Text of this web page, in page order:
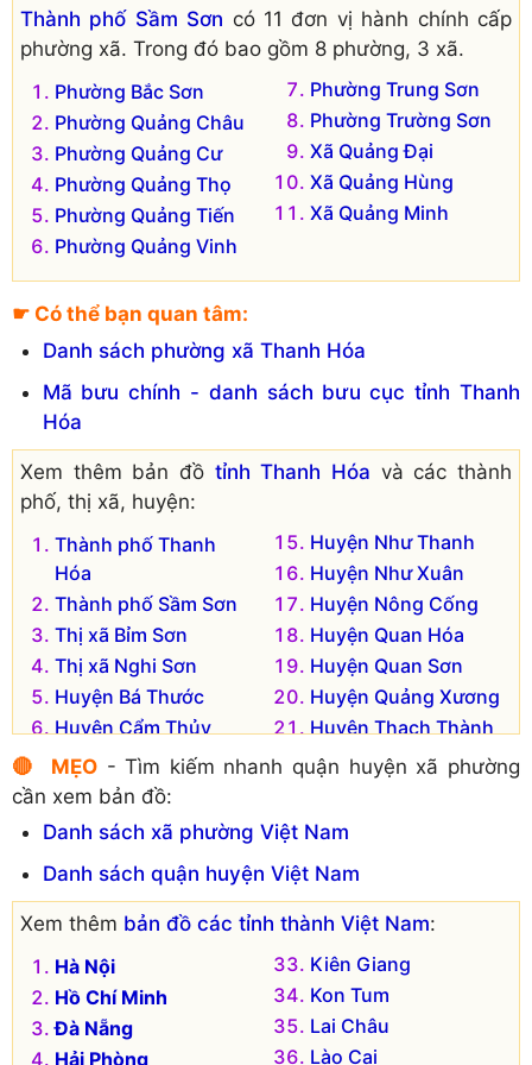
Thành phố Sầm Sơn có 11 đơn vị hành chính cấp
phường xã. Trong đó bao gồm 8 phường, 3 xã.
Phường Bắc Sơn
Phường Quảng Châu
Phường Quảng Cư
Phường Quảng Thọ
Phường Quảng Tiến
Phường Quảng Vinh
Phường Trung Sơn
Phường Trường Sơn
Xã Quảng Đại
Xã Quảng Hùng
Xã Quảng Minh
☛ Có thể bạn quan tâm:
Danh sách phường xã Thanh Hóa
Mã bưu chính - danh sách bưu cục tỉnh Thanh
Hóa
Xem thêm bản đồ tỉnh Thanh Hóa và các thành
phố, thị xã, huyện:
Thành phố Thanh
Hóa
Thành phố Sầm Sơn
Thị xã Bỉm Sơn
Thị xã Nghi Sơn
Huyện Bá Thước
Huyện Cẩm Thủy
Huyện Đông Sơn
Huyện Hà Trung
Huyện Hậu Lộc
Huyện Hoằng Hóa
Huyện Lang Chánh
Huyện Mường Lát
Huyện Ngọc Lặc
Huyện Như Thanh
Huyện Như Xuân
Huyện Nông Cống
Huyện Quan Hóa
Huyện Quan Sơn
Huyện Quảng Xương
Huyện Thạch Thành
Huyện Thiệu Hóa
Huyện Thường Xuân
Huyện Vĩnh Lộc
Huyện Yên Định
🔴 MẸO- Tìm kiếm nhanh quận huyện xã phường
cần xem bản đồ:
Danh sách xã phường Việt Nam
Danh sách quận huyện Việt Nam
Xem thêm bản đồ các tỉnh thành Việt Nam:
Hà Nội
Hồ Chí Minh
Đà Nẵng
Hải Phòng
Kiên Giang
Kon Tum
Lai Châu
Lào Cai